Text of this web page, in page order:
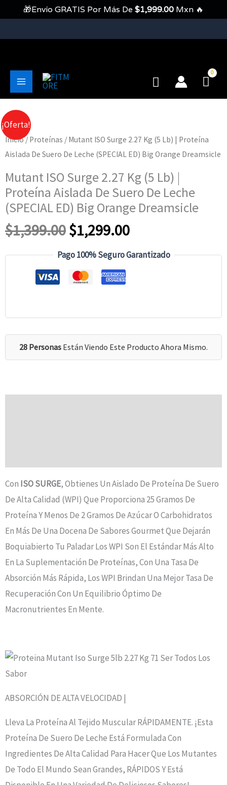
Contenido
Main
Menu
Buscar
¡Oferta!
Inicio/ Proteínas / Mutant ISO Surge 2.27 Kg (5 Lb) | Proteína
Aislada De Suero De Leche (SPECIAL ED) Big Orange Dreamsicle
Mutant ISO Surge 2.27 Kg (5 Lb) |
Proteína Aislada De Suero De Leche
(SPECIAL ED) Big Orange Dreamsicle
$1,399.00El
Precio
Original
Era:
$1,399.00.
$1,299.00El
Precio
Es:
$1,299.00.
Pago 100% Seguro Garantizado
28 Personas Están Viendo Este Producto Ahora Mismo.
Con ISO SURGE, Obtienes Un Aislado De Proteína De Suero
De Alta Calidad (WPI) Que Proporciona 25 Gramos De
Proteína Y Menos De 2 Gramos De Azúcar O Carbohidratos
En Más De Una Docena De Sabores Gourmet Que Dejarán
Boquiabierto Tu Paladar Los WPI Son El Estándar Más Alto
En La Suplementación De Proteínas, Con Una Tasa De
Absorción Más Rápida, Los WPI Brindan Una Mejor Tasa De
Recuperación Con Un Equilibrio Óptimo De
Macronutrientes En Mente.
ABSORCIÓN DE ALTA VELOCIDAD |
Lleva La Proteína Al Tejido Muscular RÁPIDAMENTE. ¡Esta
Proteína De Suero De Leche Está Formulada Con
Ingredientes De Alta Calidad Para Hacer Que Los Mutantes
De Todo El Mundo Sean Grandes, RÁPIDOS Y Está
🎁Envío GRATIS Por Más De $1,999.00 Mxn 🔥